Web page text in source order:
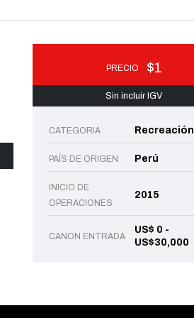
PRECIO $1
Sin incluir IGV
CATEGORIA Recreación
PAÍS DE ORIGEN Perú
INICIO DE
OPERACIONES
2015
CANON ENTRADA
US$ 0 -
US$30,000